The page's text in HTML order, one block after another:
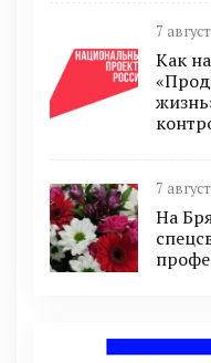
7
Как
7
На